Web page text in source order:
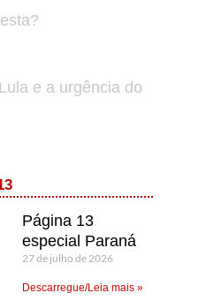
e a urgência do
Página 13
especial Paraná
27 de julho de 2026
Descarregue/Leia mais »